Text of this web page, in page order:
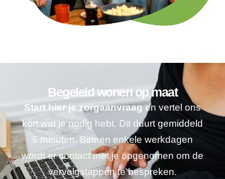
Begeleid wonen op maat
Start hier je zorgaanvraagen vertel ons
kort wat je nodig hebt. Dit duurt gemiddeld
5 minuten. Binnen enkele werkdagen
wordt er contact met je opgenomen om de
vervolgstappen te bespreken.